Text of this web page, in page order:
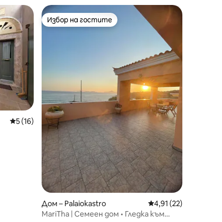
Средна оценка: 5 от 5, 16 отзива
5 (16)
Избор на гостите
Избор на гостите
Дом – Palaiokastro Средна оценка:
4,91 (22)
MariTha | Семеен дом • Гледка към